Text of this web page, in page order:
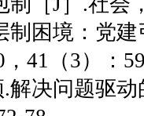
制困境：党
41（3）：
.解决问题驱